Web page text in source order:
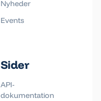
Nyheder
Events
Sider
API-
dokumentation